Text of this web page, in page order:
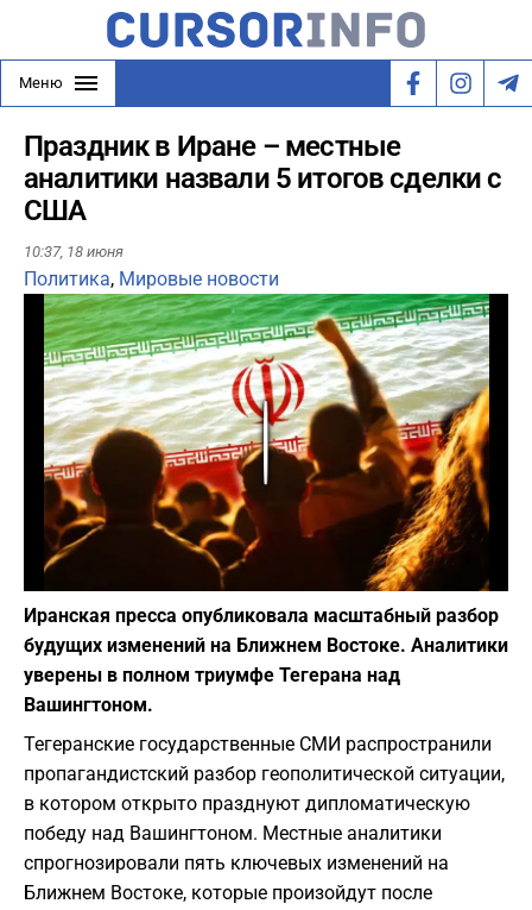
Меню
Праздник в Иране – местные
аналитики назвали 5 итогов сделки с
США
10:37, 18 июня
Политика, Мировые новости
Play
Фото: Depositphotos
Иранская пресса опубликовала масштабный разбор
будущих изменений на Ближнем Востоке. Аналитики
уверены в полном триумфе Тегерана над
Вашингтоном.
Тегеранские государственные СМИ распространили
пропагандистский разбор геополитической ситуации,
в котором открыто празднуют дипломатическую
победу над Вашингтоном. Местные аналитики
спрогнозировали пять ключевых изменений на
Ближнем Востоке, которые произойдут после